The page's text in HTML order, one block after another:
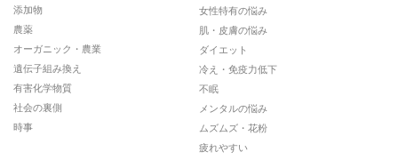
添加物
農薬
オーガニック・農業
遺伝子組み換え
有害化学物質
社会の裏側
時事
女性特有の悩み
肌・皮膚の悩み
ダイエット
冷え・免疫力低下
不眠
メンタルの悩み
ムズムズ・花粉
疲れやすい